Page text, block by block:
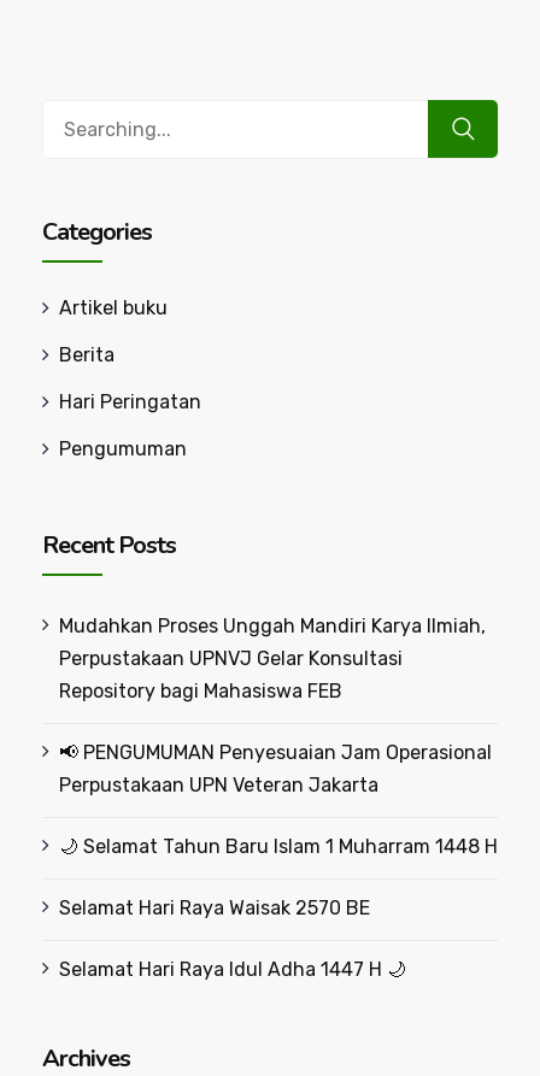
Categories
Artikel buku
Berita
Hari Peringatan
Pengumuman
Recent Posts
Mudahkan Proses Unggah Mandiri Karya Ilmiah,
Perpustakaan UPNVJ Gelar Konsultasi
Repository bagi Mahasiswa FEB
📢 PENGUMUMAN Penyesuaian Jam Operasional
Perpustakaan UPN Veteran Jakarta
🌙 Selamat Tahun Baru Islam 1 Muharram 1448 H
Selamat Hari Raya Waisak 2570 BE
Selamat Hari Raya Idul Adha 1447 H 🌙
Archives